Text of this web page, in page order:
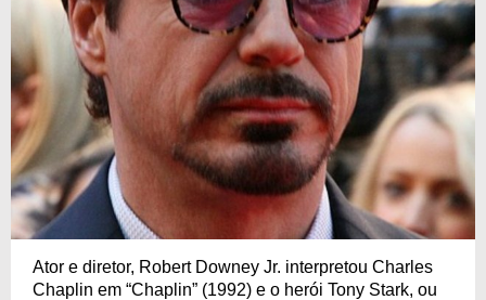
Ator e diretor, Robert Downey Jr. interpretou Charles
Chaplin em “Chaplin” (1992) e o herói Tony Stark, ou